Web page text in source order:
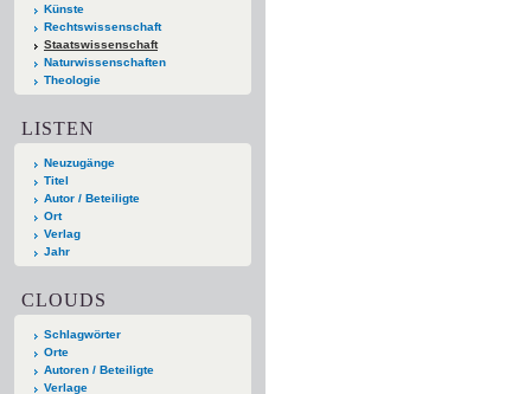
Künste
Rechtswissenschaft
Staatswissenschaft
Naturwissenschaften
Theologie
LISTEN
Neuzugänge
Titel
Autor / Beteiligte
Ort
Verlag
Jahr
CLOUDS
Schlagwörter
Orte
Autoren / Beteiligte
Verlage